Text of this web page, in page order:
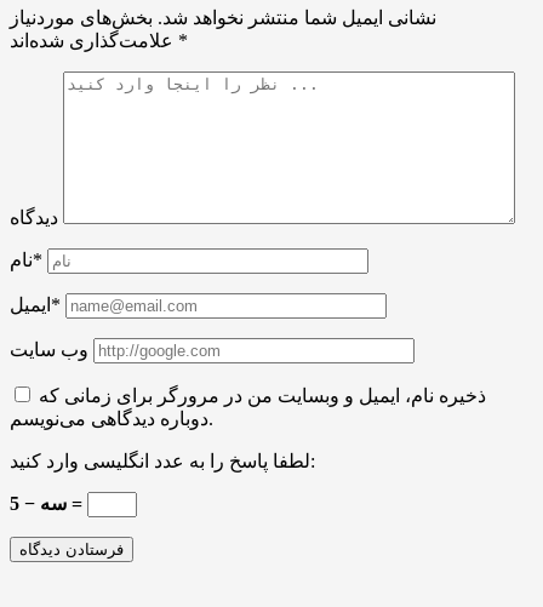
نشانی ایمیل شما منتشر نخواهد شد. بخش‌های موردنیاز
*
دیدگاه
نام*
ایمیل*
وب سایت
ذخیره نام، ایمیل و وبسایت من در مرورگر برای زمانی که
دوباره دیدگاهی می‌نویسم.
لطفا پاسخ را به عدد انگلیسی وارد کنید:
5 − سه =